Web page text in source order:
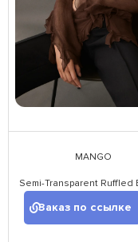
MANGO
Semi-Transparent Ruffled
Заказ по ссылке